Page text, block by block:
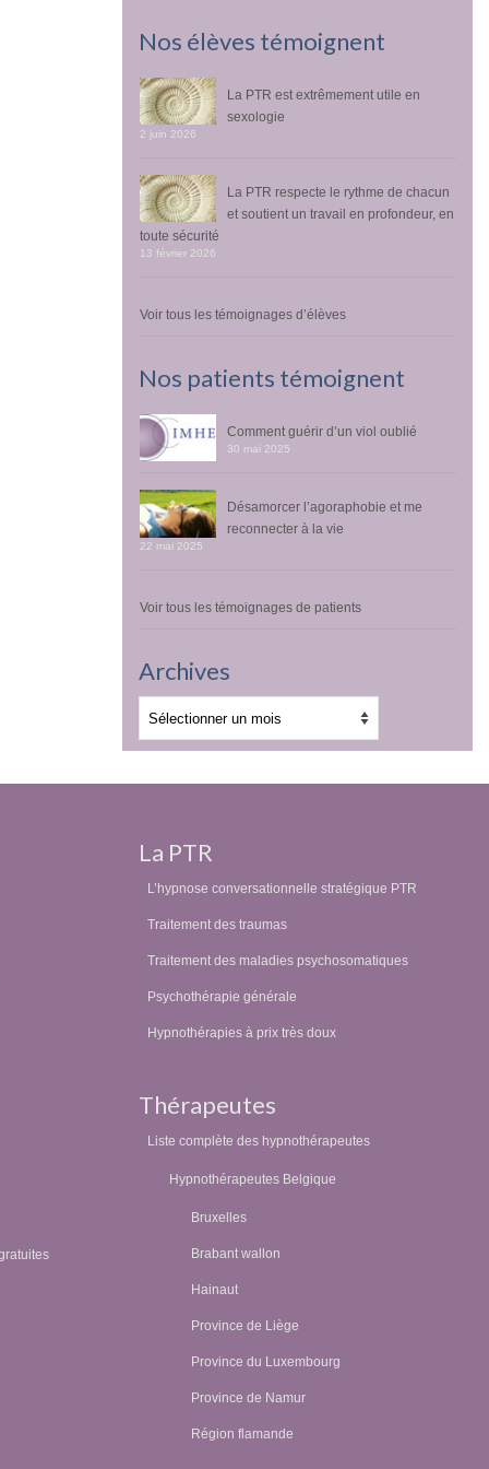
Nos élèves témoignent
La PTR est extrêmement utile en
sexologie
2 juin 2026
La PTR respecte le rythme de chacun
et soutient un travail en profondeur, en
toute sécurité
13 février 2026
Voir tous les témoignages d’élèves
Nos patients témoignent
Comment guérir d’un viol oublié
30 mai 2025
Désamorcer l’agoraphobie et me
reconnecter à la vie
22 mai 2025
Voir tous les témoignages de patients
Archives
La PTR
L’hypnose conversationnelle stratégique PTR
Traitement des traumas
Traitement des maladies psychosomatiques
Psychothérapie générale
Hypnothérapies à prix très doux
Thérapeutes
Liste complète des hypnothérapeutes
Hypnothérapeutes Belgique
Bruxelles
Brabant wallon
Hainaut
Province de Liège
Province du Luxembourg
Province de Namur
Région flamande